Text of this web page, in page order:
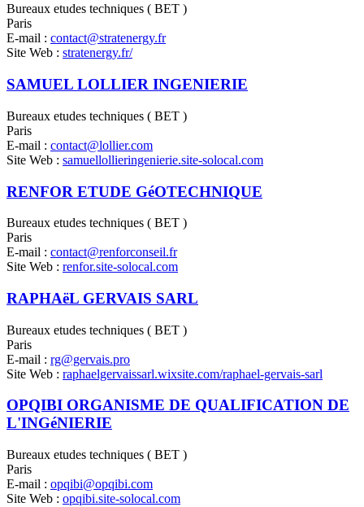
Bureaux etudes techniques ( BET )
Paris
E-mail : contact@stratenergy.fr
Site Web : stratenergy.fr/
SAMUEL LOLLIER INGENIERIE
Bureaux etudes techniques ( BET )
Paris
E-mail : contact@lollier.com
Site Web : samuellollieringenierie.site-solocal.com
RENFOR ETUDE GéOTECHNIQUE
Bureaux etudes techniques ( BET )
Paris
E-mail : contact@renforconseil.fr
Site Web : renfor.site-solocal.com
RAPHAëL GERVAIS SARL
Bureaux etudes techniques ( BET )
Paris
E-mail : rg@gervais.pro
Site Web : raphaelgervaissarl.wixsite.com/raphael-gervais-sarl
OPQIBI ORGANISME DE QUALIFICATION DE
L'INGéNIERIE
Bureaux etudes techniques ( BET )
Paris
E-mail : opqibi@opqibi.com
Site Web : opqibi.site-solocal.com